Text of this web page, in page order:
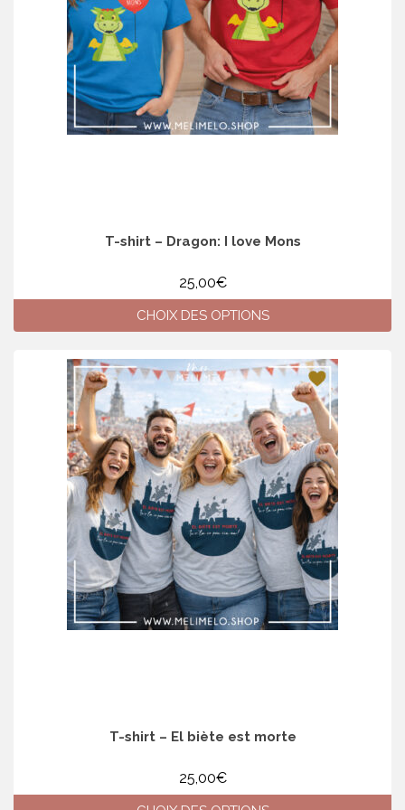
choisies
sur
page
du
produit
T-shirt – Dragon: I love Mons
25,00€
CHOIX DES OPTIONS
produit
a
plusieurs
variations.
Les
options
peuvent
être
choisies
sur
la
page
du
produit
T-shirt – El biète est morte
25,00€